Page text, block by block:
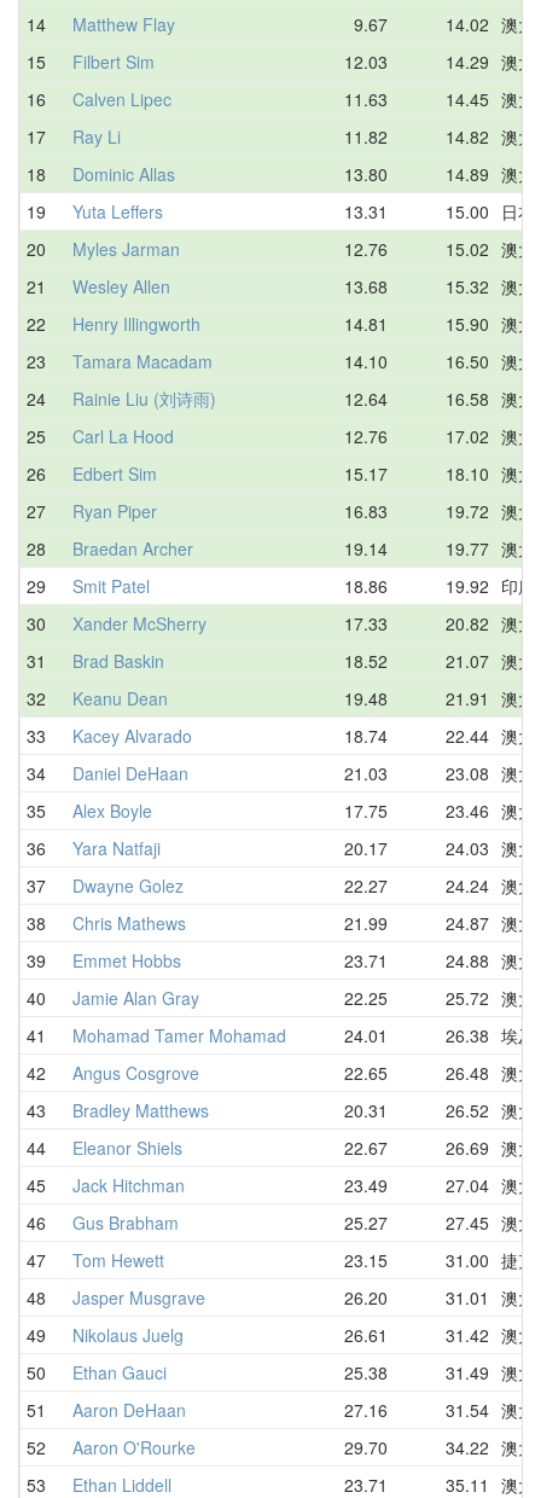
14
Matthew Flay 9.67 14.02 澳大
15
Filbert Sim 12.03 14.29 澳大
16
Calven Lipec 11.63 14.45 澳大
17
Ray Li 11.82 14.82 澳大
18
Dominic Allas 13.80 14.89 澳大
19
Yuta Leffers 13.31 15.00
日本
20
Myles Jarman 12.76 15.02 澳大
21
Wesley Allen 13.68 15.32 澳大
22
Henry Illingworth 14.81 15.90 澳大
23
Tamara Macadam 14.10 16.50 澳大
24
Rainie Liu (刘诗雨) 12.64 16.58 澳大
25
Carl La Hood 12.76 17.02 澳大
26
Edbert Sim 15.17 18.10 澳大
27
Ryan Piper 16.83 19.72 澳大
28
Braedan Archer 19.14 19.77 澳大
29
Smit Patel 18.86 19.92 印度
30
Xander McSherry 17.33 20.82 澳大
31
Brad Baskin 18.52 21.07 澳大
32
Keanu Dean 19.48 21.91
澳大
33
Kacey Alvarado 18.74 22.44 澳大
34
Daniel DeHaan 21.03 23.08 澳大
35
Alex Boyle 17.75 23.46 澳大
36
Yara Natfaji 20.17 24.03 澳大
37
Dwayne Golez 22.27 24.24 澳大
38
Chris Mathews 21.99 24.87 澳大
39
Emmet Hobbs 23.71 24.88 澳大
40
Jamie Alan Gray 22.25 25.72 澳大
41
Mohamad Tamer Mohamad 24.01 26.38 埃及
42
Angus Cosgrove 22.65 26.48 澳大
43
Bradley Matthews 20.31 26.52 澳大
44
Eleanor Shiels 22.67 26.69 澳大
45
Jack Hitchman 23.49 27.04 澳大
46
Gus Brabham 25.27 27.45 澳大
47
Tom Hewett 23.15 31.00 捷克
48
Jasper Musgrave 26.20 31.01
澳大
49
Nikolaus Juelg 26.61 31.42 澳大
50
Ethan Gauci 25.38 31.49 澳大
51
Aaron DeHaan 27.16 31.54 澳大
52
Aaron O'Rourke 29.70 34.22 澳大
53
Ethan Liddell 23.71 35.11
澳大